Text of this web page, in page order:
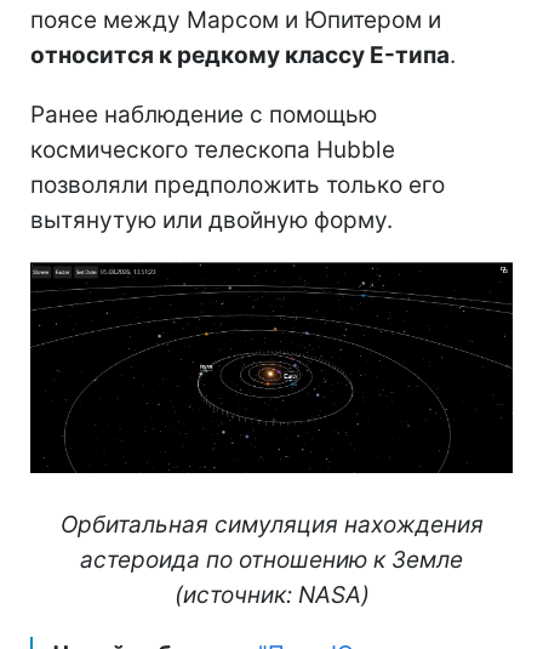
поясе между Марсом и Юпитером и
относится к редкому классу E-типа.
Ранее наблюдение с помощью
космического телескопа Hubble
позволяли предположить только его
вытянутую или двойную форму.
Орбитальная симуляция нахождения
астероида по отношению к Земле
(источник: NASA)